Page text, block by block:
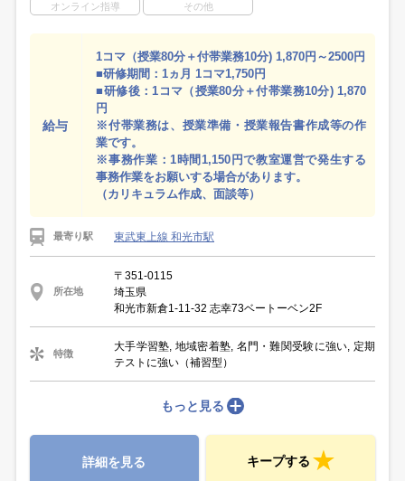
オンライン指導 その他
給与
1コマ（授業80分＋付帯業務10分) 1,870円～2500円
■研修期間：1ヵ月 1コマ1,750円
■研修後：1コマ（授業80分＋付帯業務10分) 1,870
円
※付帯業務は、授業準備・授業報告書作成等の作
業です。
※事務作業：1時間1,150円で教室運営で発生する
事務作業をお願いする場合があります。
（カリキュラム作成、面談等）
最寄り駅 東武東上線 和光市駅
所在地
〒351-0115
埼玉県
和光市新倉1-11-32 志幸73ベートーベン2F
特徴
大手学習塾, 地域密着塾, 名門・難関受験に強い, 定期
テストに強い（補習型）
もっと見る
詳細を見る キープする